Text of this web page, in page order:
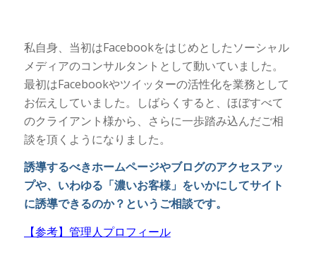
私自身、当初はFacebookをはじめとしたソーシャル
メディアのコンサルタントとして動いていました。
最初はFacebookやツイッターの活性化を業務として
お伝えしていました。しばらくすると、ほぼすべて
のクライアント様から、さらに一歩踏み込んだご相
談を頂くようになりました。
誘導するべきホームページやブログのアクセスアッ
プや、いわゆる「濃いお客様」をいかにしてサイト
に誘導できるのか？というご相談です。
【参考】管理人プロフィール